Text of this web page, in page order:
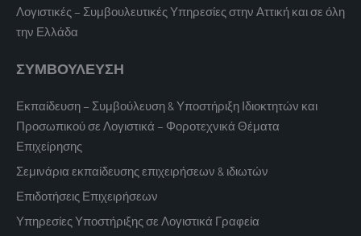
Λογιστικές – Συμβουλευτικές Υπηρεσίες στην Αττική και σε όλη
την Ελλάδα
ΣΥΜΒΟΥΛΕΥΣΗ
Εκπαίδευση – Συμβούλευση & Υποστήριξη Ιδιοκτητών και
Προσωπικού σε Λογιστικά – Φοροτεχνικά Θέματα
Επιχείρησης
Σεμινάρια εκπαίδευσης επιχειρήσεων & ιδιωτών
Επιδοτήσεις Επιχειρήσεων
Υπηρεσίες Υποστήριξης σε Λογιστικά Γραφεία